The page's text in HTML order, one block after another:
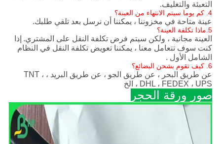
التعبئة والتغليف.
4. كم يوما سيتم الانتهاء من العينة؟
عينة متاحة في مخزوننا ، يمكننا أن نرسل بعد تلقي طلبك.
5.ماذا تكلفة العينة؟
العينة مجانية ، ولكن سيتم فرض تكلفة النقل على المشتري. إذا
كنت سوف تتعامل معنا ، يمكننا تعويض تكلفة النقل في النظام
الشامل الأول .
6. كيف تقوم بشحن البضائع؟
عن طريق البحر ، عن طريق الجو ، عن طريق البريد ، TNT ،
DHL ، FEDEX ، UPS ، الخ
صور ورقة الحجر